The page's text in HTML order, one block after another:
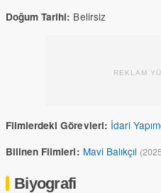
Doğum Tarihi: Belirsiz
REKLAM
Filmlerdeki Görevleri: İdari
Bilinen Filmleri: Mavi Balıkçıl
Biyografi